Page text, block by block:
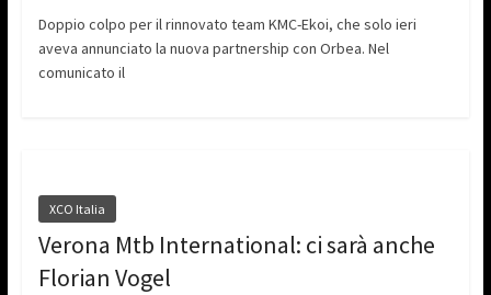
Doppio colpo per il rinnovato team KMC-Ekoi, che solo ieri
aveva annunciato la nuova partnership con Orbea. Nel
comunicato il
XCO Italia
Verona Mtb International: ci sarà anche
Florian Vogel